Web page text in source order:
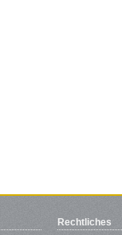
Rechtliches